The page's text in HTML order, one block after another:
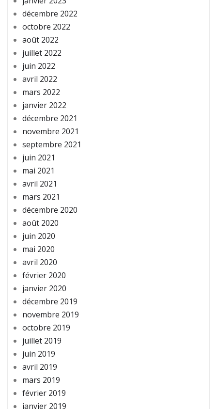
décembre 2022
octobre 2022
août 2022
juillet 2022
juin 2022
avril 2022
mars 2022
janvier 2022
décembre 2021
novembre 2021
septembre 2021
juin 2021
mai 2021
avril 2021
mars 2021
décembre 2020
août 2020
juin 2020
mai 2020
avril 2020
février 2020
janvier 2020
décembre 2019
novembre 2019
octobre 2019
juillet 2019
juin 2019
avril 2019
mars 2019
février 2019
janvier 2019